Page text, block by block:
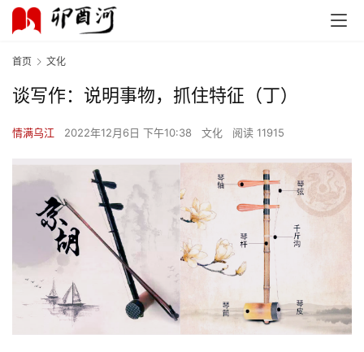
首页 文化
谈写作：说明事物，抓住特征（丁）
情满乌江 2022年12月6日 下午10:38 文化 阅读 11915